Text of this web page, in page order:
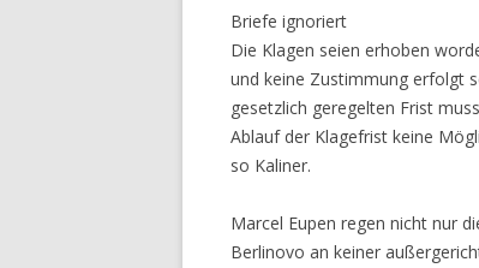
Briefe ignoriert
Die Klagen seien erhoben
und keine Zustimmung erfolgt
gesetzlich geregelten Frist
Ablauf der Klagefrist keine
so Kaliner.
Marcel Eupen regen nicht nur
Berlinovo an keiner